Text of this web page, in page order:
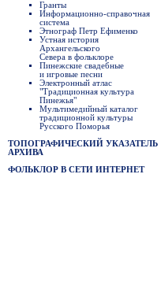
Гранты
Информационно-справочная
система
Этнограф Петр Ефименко
Устная история
Архангельского
Севера в фольклоре
Пинежские свадебные
и игровые песни
Электронный атлас
"Традиционная культура
Пинежья"
Мультимедийный каталог
традиционной культуры
Русского Поморья
ТОПОГРАФИЧЕСКИЙ УКАЗАТЕЛЬ
АРХИВА
ФОЛЬКЛОР В СЕТИ ИНТЕРНЕТ